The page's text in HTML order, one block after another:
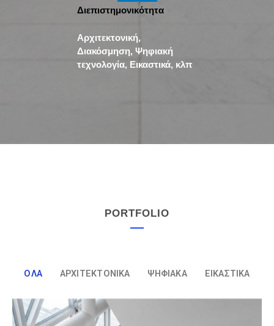
Διεπιστημονικότητα
Αρχιτεκτονική,
Διακόσμηση, Ψηφιακή
τεχνολογία, Εικαστικά, κλπ
PORTFOLIO
ΟΛΑ ΑΡΧΙΤΕΚΤΟΝΙΚΆ ΨΗΦΙΑΚΆ ΕΙΚΑΣΤΙΚΆ